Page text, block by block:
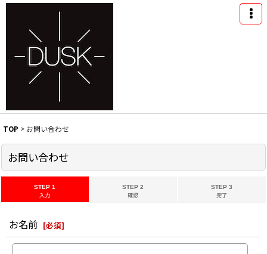
TOP > お問い合わせ
お問い合わせ
STEP 1
入力
STEP 2
確認
STEP 3
完了
お名前 [必須]